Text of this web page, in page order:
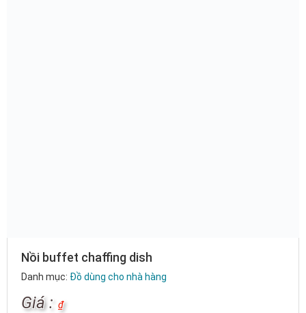
Nồi buffet chaffing dish
Danh mục: Đồ dùng cho nhà hàng
Giá : ₫